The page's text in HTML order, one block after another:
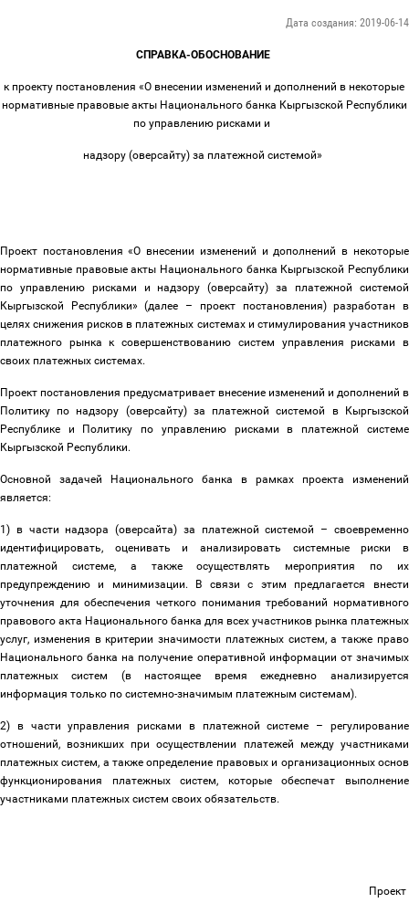
Дата создания: 2019-06-14
СПРАВКА-ОБОСНОВАНИЕ
к проекту постановления «О внесении изменений и дополнений в некоторые
нормативные правовые акты Национального банка Кыргызской Республики
по управлению рисками и
надзору (оверсайту) за платежной системой»
Проект постановления «О внесении изменений и дополнений в некоторые
нормативные правовые акты Национального банка Кыргызской Республики
по управлению рисками и надзору (оверсайту) за платежной системой
Кыргызской Республики» (далее – проект постановления) разработан в
целях снижения рисков в платежных системах и стимулирования участников
платежного рынка к совершенствованию систем управления рисками в
своих платежных системах.
Проект постановления предусматривает внесение изменений и дополнений в
Политику по надзору (оверсайту) за платежной системой в Кыргызской
Республике и Политику по управлению рисками в платежной системе
Кыргызской Республики.
Основной задачей Национального банка в рамках проекта изменений
является:
1) в части надзора (оверсайта) за платежной системой – своевременно
идентифицировать, оценивать и анализировать системные риски в
платежной системе, а также осуществлять мероприятия по их
предупреждению и минимизации. В связи с этим предлагается внести
уточнения для обеспечения четкого понимания требований нормативного
правового акта Национального банка для всех участников рынка платежных
услуг, изменения в критерии значимости платежных систем, а также право
Национального банка на получение оперативной информации от значимых
платежных систем (в настоящее время ежедневно анализируется
информация только по системно-значимым платежным системам).
2) в части управления рисками в платежной системе – регулирование
отношений, возникших при осуществлении платежей между участниками
платежных систем, а также определение правовых и организационных основ
функционирования платежных систем, которые обеспечат выполнение
участниками платежных систем своих обязательств.
Проект